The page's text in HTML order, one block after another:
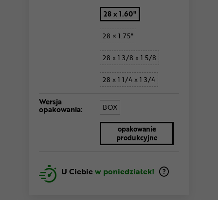
28 x 1.60"
28 × 1.75"
28 x 1 3/8 x 1 5/8
28 x 1 1/4 x 1 3/4
Wersja
opakowania: BOX
opakowanie
produkcyjne
U Ciebiew poniedziałek!